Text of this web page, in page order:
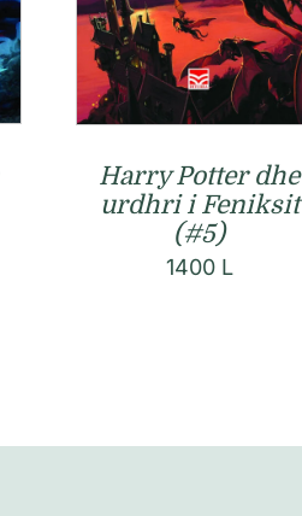
Harry Potter dhe
urdhri i Feniksit
(#5)
1400 L